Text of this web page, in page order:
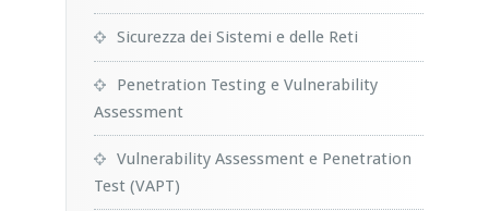
Sicurezza dei Sistemi e delle Reti
Penetration Testing e Vulnerability
Assessment
Vulnerability Assessment e Penetration
Test (VAPT)